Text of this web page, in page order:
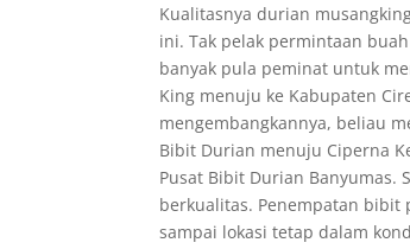
Kualitasnya durian
ini. Tak pelak permintaan
banyak pula peminat untuk
King menuju ke Kabupaten
mengembangkannya, beliau
Bibit Durian menuju Ciperna
Pusat Bibit Durian
berkualitas. Penempatan bibit
sampai lokasi tetap dalam